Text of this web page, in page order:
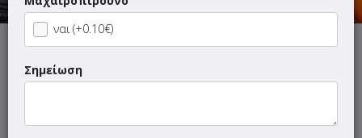
Αυτή τη στιγμή το κατάστημα δεν εξυπηρετεί παραγγελίες.
ναι (+0.10€)
Σημείωση